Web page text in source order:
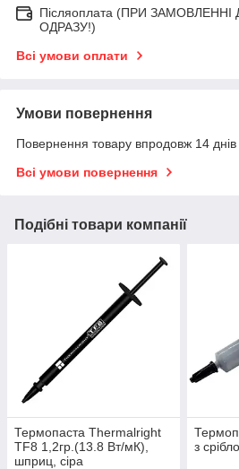
Післяоплата (ПРИ
ОДРАЗУ!)
Всі умови оплати
Умови повернення
Повернення товару впродовж 14
Всі умови повернення
Подібні товари компанії
Термопаста Thermalright
TF8 1,2гр.(13.8 Вт/мК),
шприц, сіра
з